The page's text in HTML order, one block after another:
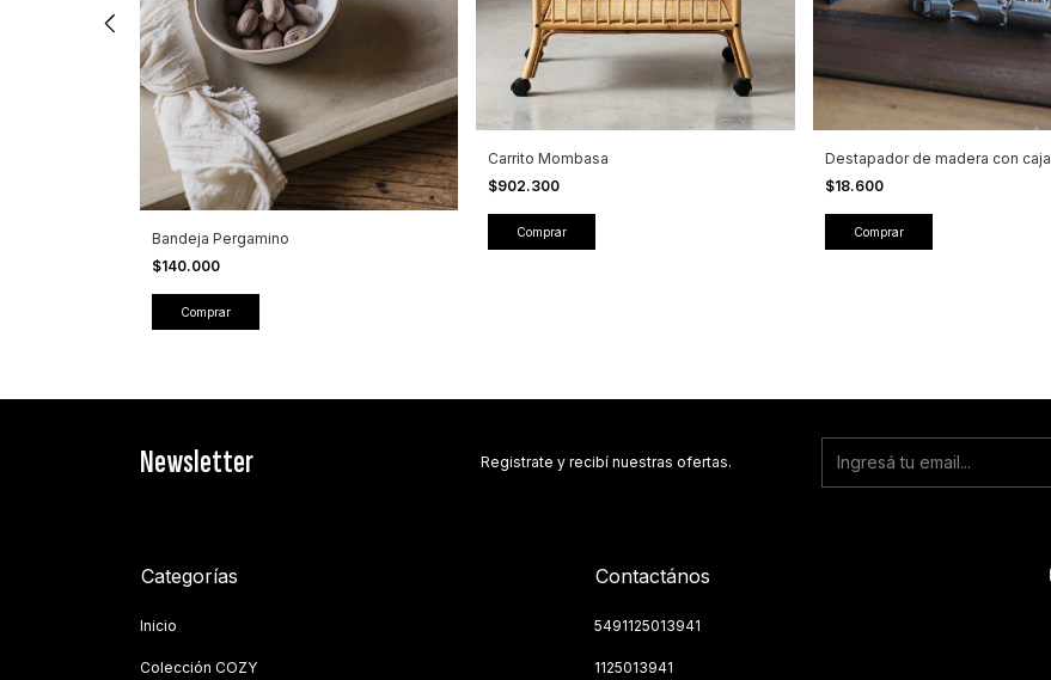
Bandeja Pergamino
$140.000
Carrito Mombasa
$902.300
Destapador de madera con caja
$18.600
Newsletter Registrate y recibí nuestras ofertas.
Categorías
Inicio
Colección COZY
Contactános
5491125013941
1125013941